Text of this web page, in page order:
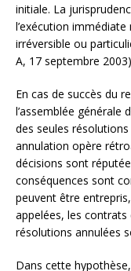
initiale. La
l’exécution
irréversible ou
A, 17 septembre
En cas de succès du
l’assemblée générale
des seules
annulation opère
décisions sont
conséquences sont
peuvent être
appelées, les
résolutions annulées
Dans cette